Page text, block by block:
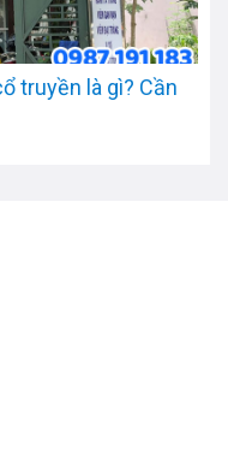
truyền là gì? Cần